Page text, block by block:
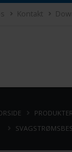
Kontakt
PRODUKTER